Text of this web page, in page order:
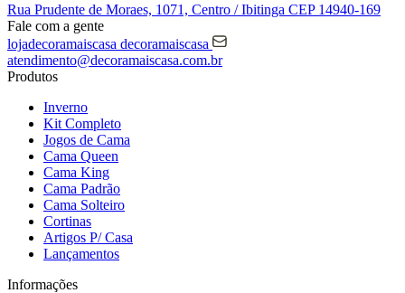
Rua Prudente de Moraes, 1071, Centro / Ibitinga CEP 14940-169
Fale com a gente
lojadecoramaiscasa decoramaiscasa
atendimento@decoramaiscasa.com.br
Produtos
Inverno
Kit Completo
Jogos de Cama
Cama Queen
Cama King
Cama Padrão
Cama Solteiro
Cortinas
Artigos P/ Casa
Lançamentos
Informações